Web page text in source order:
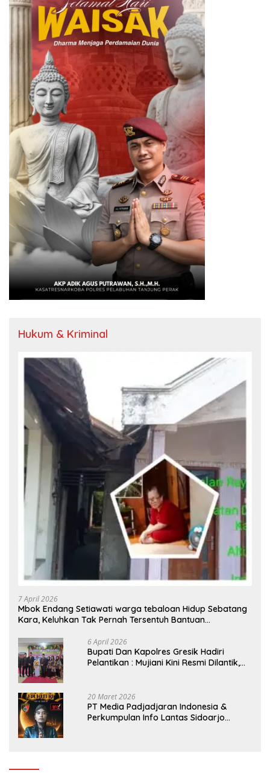
Hukum & Kriminal
7 April 2026
Mbok Endang Setiawati warga tebaloan Hidup Sebatang
Kara, Keluhkan Tak Pernah Tersentuh Bantuan
6 April 2026
​Bupati Dan Kapolres Gresik Hadiri
Pelantikan : Mujiani Kini Resmi Dilantik,
20 Maret 2026
PT Media Padjadjaran Indonesia &
Perkumpulan Info Lantas Sidoarjo